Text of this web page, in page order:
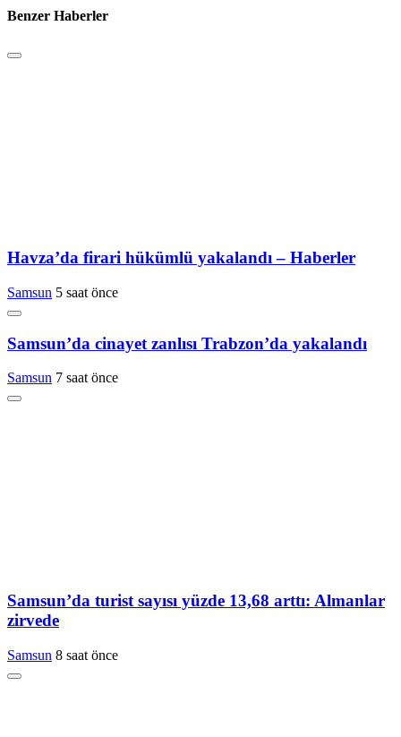
Benzer Haberler
Havza’da firari hükümlü yakalandı – Haberler
Samsun 5 saat önce
Samsun’da cinayet zanlısı Trabzon’da yakalandı
Samsun 7 saat önce
Samsun’da turist sayısı yüzde 13,68 arttı: Almanlar
zirvede
Samsun 8 saat önce